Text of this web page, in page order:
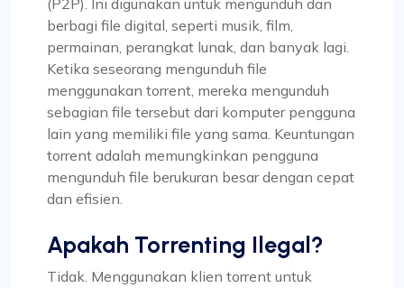
berbagi file digital, seperti musik, film,
permainan, perangkat lunak, dan banyak lagi.
Ketika seseorang mengunduh file
menggunakan torrent, mereka mengunduh
sebagian file tersebut dari komputer pengguna
lain yang memiliki file yang sama. Keuntungan
torrent adalah memungkinkan pengguna
mengunduh file berukuran besar dengan cepat
dan efisien.
Apakah Torrenting Ilegal?
Tidak. Menggunakan klien torrent untuk